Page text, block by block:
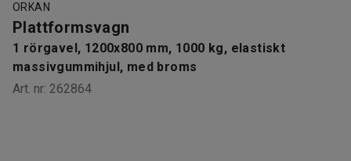
ORKAN
Plattformsvagn
1 rörgavel, 1200x800 mm, 1000 kg, elastiskt
massivgummihjul, med broms
Art. nr: 262864